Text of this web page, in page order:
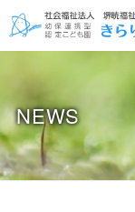
NEWS